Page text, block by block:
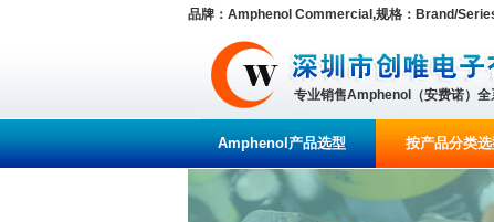
品牌：Amphenol Commercial,规格：Brand/
专业销售Amphenol（安费诺）
Amphenol产品选型 按产品分类